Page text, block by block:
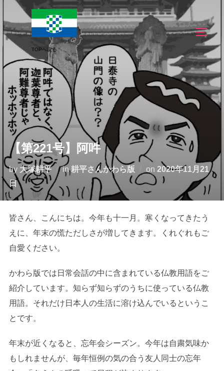
ン
テ
ン
ツ
サイド
【第221号】阿吽
by 大塚耕平 in耕平さんかわら版 on 投
稿
2020年11月21
日
皆さん、こんにちは。今年も十一月。寒くなってきたう
えに、年末の慌ただしさが増してきます。くれぐれもご
自愛ください。
かわら版では日常会話の中に含まれている仏教用語をご
紹介しています。知らず知らずのうちに使っている仏教
用語。それだけ日本人の生活に溶け込んでいるというこ
とです。
年末が近くなると、忘年会シーズン。今年は自粛気味か
もしれませんが、毎年恒例の気の合う友人同士の忘年